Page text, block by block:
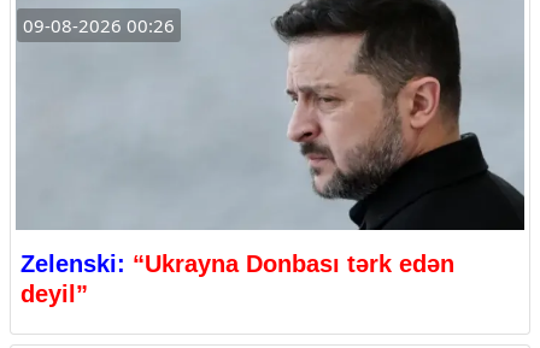
09-08-2026 00:26
Zelenski: “Ukrayna Donbası tərk edən
deyil”